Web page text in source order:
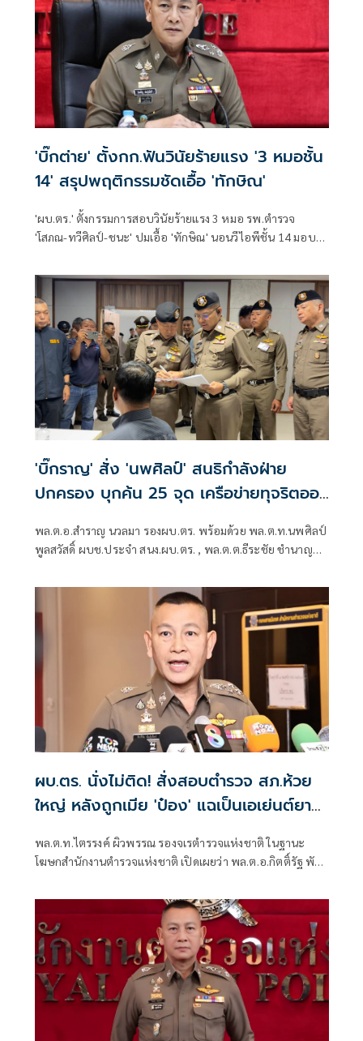
'บิ๊กต่าย' ตั้งกก.ฟันวินัยร้ายแรง '3 หมอชั้น
14' สรุปพฤติกรรมชัดเอื้อ 'ทักษิณ'
'ผบ.ตร.' ตั้งกรรมการสอบวินัยร้ายแรง 3 หมอ รพ.ตำรวจ
'โสภณ-ทวีศิลป์-ชนะ' ปมเอื้อ 'ทักษิณ' นอนวีไอพีชั้น 14 มอบ
'บิ๊กราญ' สั่ง 'นพศิลป์' สนธิกำลังฝ่าย
ปกครอง บุกค้น 25 จุด เครือข่ายทุจริตออ
พล.ต.อ.สำราญ นวลมา รองผบ.ตร. พร้อมด้วย พล.ต.ท.นพศิลป์
พูลสวัสดิ์ ผบช.ประจำ สนง.ผบ.ตร. , พล.ต.ต.ธีระชัย ชำนาญ
ผบ.ตร. นั่งไม่ติด! สั่งสอบตำรวจ สภ.ห้วย
ใหญ่ หลังถูกเมีย 'ป๋อง' แฉเป็นเอเย่นต์ยา
พล.ต.ท.ไตรรงค์ ผิวพรรณ รองจเรตำรวจแห่งชาติ ในฐานะ
โฆษกสำนักงานตำรวจแห่งชาติ เปิดเผยว่า พล.ต.อ.กิตติ์รัฐ พันธุ์
สอบข้อเท็จกรณีมีการกล่าวอ้างว่า นายฑนาฯ หรือ ป๋อง